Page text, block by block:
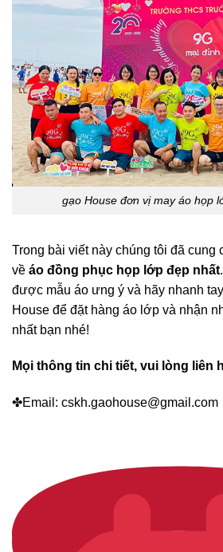
gạo House đơn vị may áo họp
Trong bài viết này chúng tôi đã cung
về áo đồng phục họp lớp đẹp nhất
được mẫu áo ưng ý và hãy nhanh
House để đặt hàng áo lớp và nhận
nhất bạn nhé!
Mọi thông tin chi tiết, vui lòng liên
✤Email: cskh.gaohouse@gmail.com